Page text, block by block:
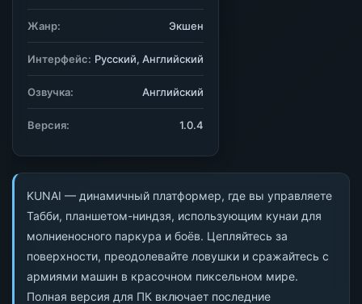
KUNAI — динамичный платформер, где вы управляете
Табби, планшетом-ниндзя, использующим кунаи для
молниеносного паркура и боёв. Цепляйтесь за
поверхности, преодолевайте ловушки и сражайтесь с
армиями машин в красочном пиксельном мире.
Полная версия для ПК включает последние
Жанр: Экшен
Интерфейс: Русский, Английский
Озвучка: Английский
Версия: 1.0.4